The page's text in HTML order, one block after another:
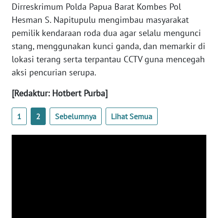
Dirreskrimum Polda Papua Barat Kombes Pol
Hesman S. Napitupulu mengimbau masyarakat
pemilik kendaraan roda dua agar selalu mengunci
stang, menggunakan kunci ganda, dan memarkir di
lokasi terang serta terpantau CCTV guna mencegah
aksi pencurian serupa.
[Redaktur: Hotbert Purba]
1 2 Sebelumnya Lihat Semua
REDAKSI
KARIR
DISCLAIMER
News
Regional
WN
SUMUT